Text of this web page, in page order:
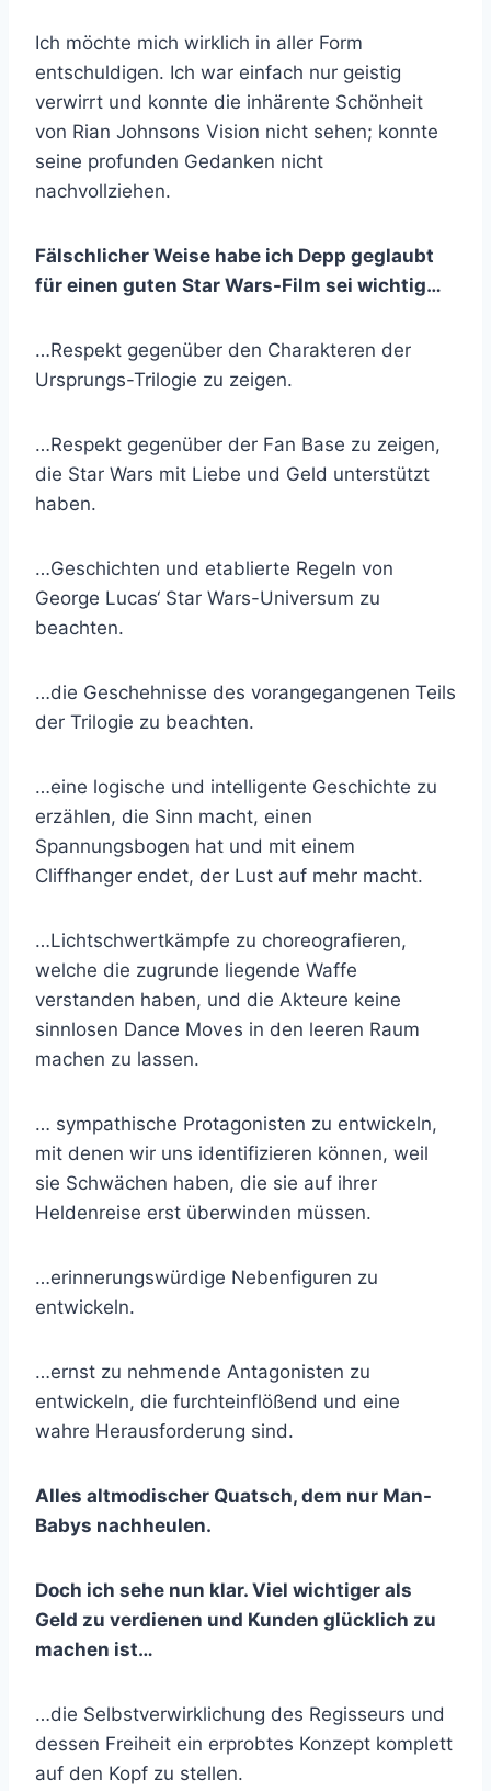
Ich möchte mich wirklich in aller Form
entschuldigen. Ich war einfach nur geistig
verwirrt und konnte die inhärente Schönheit
von Rian Johnsons Vision nicht sehen; konnte
seine profunden Gedanken nicht
nachvollziehen.
Fälschlicher Weise habe ich Depp geglaubt
für einen guten Star Wars-Film sei wichtig…
…Respekt gegenüber den Charakteren der
Ursprungs-Trilogie zu zeigen.
…Respekt gegenüber der Fan Base zu zeigen,
die Star Wars mit Liebe und Geld unterstützt
haben.
…Geschichten und etablierte Regeln von
George Lucas‘ Star Wars-Universum zu
beachten.
…die Geschehnisse des vorangegangenen Teils
der Trilogie zu beachten.
…eine logische und intelligente Geschichte zu
erzählen, die Sinn macht, einen
Spannungsbogen hat und mit einem
Cliffhanger endet, der Lust auf mehr macht.
…Lichtschwertkämpfe zu choreografieren,
welche die zugrunde liegende Waffe
verstanden haben, und die Akteure keine
sinnlosen Dance Moves in den leeren Raum
machen zu lassen.
… sympathische Protagonisten zu entwickeln,
mit denen wir uns identifizieren können, weil
sie Schwächen haben, die sie auf ihrer
Heldenreise erst überwinden müssen.
…erinnerungswürdige Nebenfiguren zu
entwickeln.
…ernst zu nehmende Antagonisten zu
entwickeln, die furchteinflößend und eine
wahre Herausforderung sind.
Alles altmodischer Quatsch, dem nur Man-
Babys nachheulen.
Doch ich sehe nun klar. Viel wichtiger als
Geld zu verdienen und Kunden glücklich zu
machen ist…
…die Selbstverwirklichung des Regisseurs und
dessen Freiheit ein erprobtes Konzept komplett
auf den Kopf zu stellen.